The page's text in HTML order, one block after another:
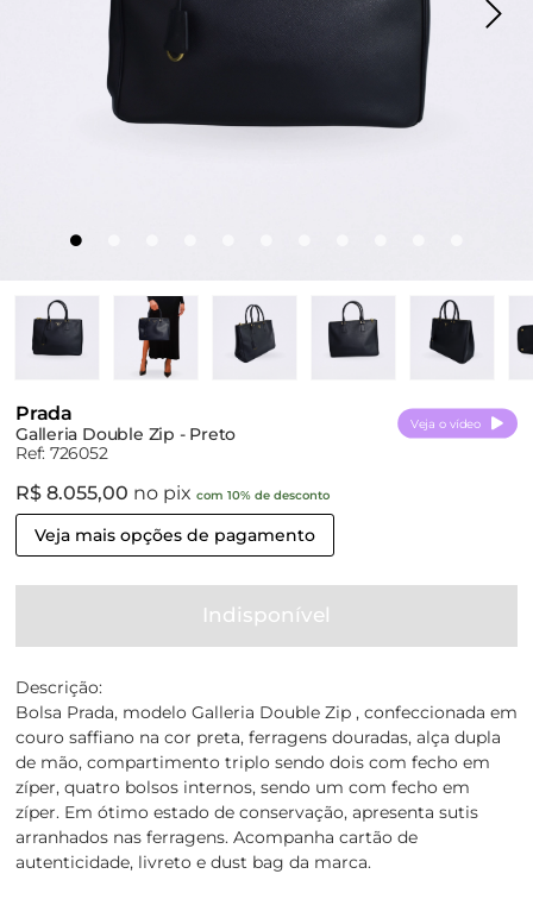
Prada
Galleria Double Zip - Preto
Ref: 726052
Veja o vídeo
R$ 8.055,00 no pix com 10% de desconto
Veja mais opções de pagamento
Indisponível
Descrição:
Bolsa Prada, modelo Galleria Double Zip , confeccionada em
couro saffiano na cor preta, ferragens douradas, alça dupla
de mão, compartimento triplo sendo dois com fecho em
zíper, quatro bolsos internos, sendo um com fecho em
zíper. Em ótimo estado de conservação, apresenta sutis
arranhados nas ferragens. Acompanha cartão de
autenticidade, livreto e dust bag da marca.